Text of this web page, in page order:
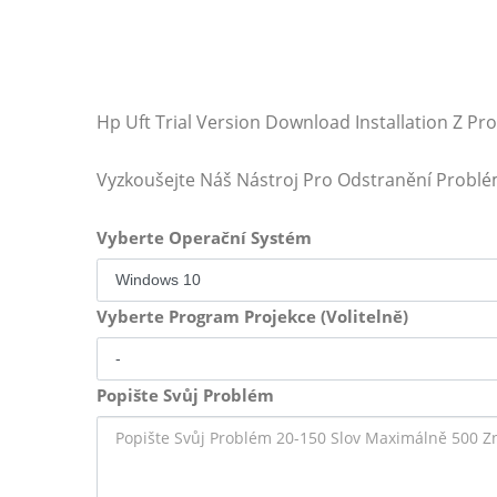
Hp Uft Trial Version Download Installation Z
Vyzkoušejte Náš Nástroj Pro Odstranění
Vyberte Operační Systém
Vyberte Program Projekce (Volitelně)
Popište Svůj Problém